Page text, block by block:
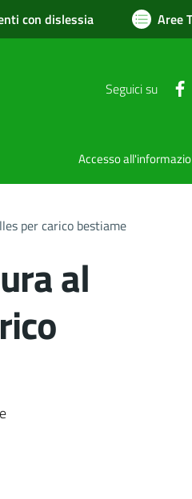
con dislessia Aree
Seguici su
Accesso
per carico bestiame
al